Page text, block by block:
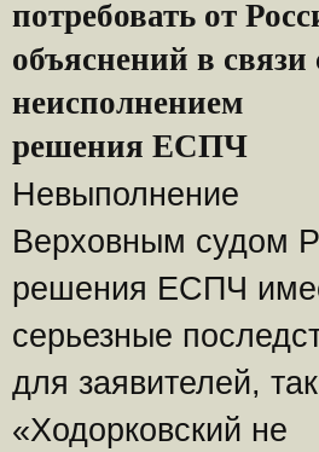
потребовать от
объяснений в связи
неисполнением
решения ЕСПЧ
Невыполнение
Верховным судом
решения ЕСПЧ
серьезные
для заявителей,
«Ходорковский не